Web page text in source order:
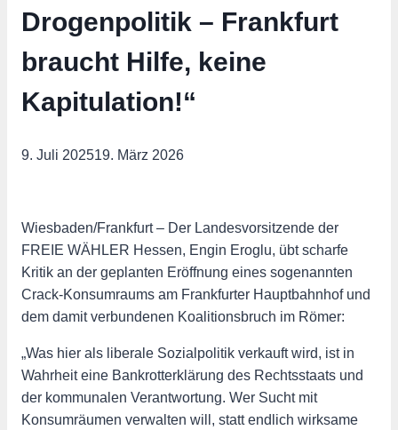
Drogenpolitik – Frankfurt
braucht Hilfe, keine
Kapitulation!“
9. Juli 202519. März 2026
Wiesbaden/Frankfurt – Der Landesvorsitzende der
FREIE WÄHLER Hessen, Engin Eroglu, übt scharfe
Kritik an der geplanten Eröffnung eines sogenannten
Crack-Konsumraums am Frankfurter Hauptbahnhof und
dem damit verbundenen Koalitionsbruch im Römer:
„Was hier als liberale Sozialpolitik verkauft wird, ist in
Wahrheit eine Bankrotterklärung des Rechtsstaats und
der kommunalen Verantwortung. Wer Sucht mit
Konsumräumen verwalten will, statt endlich wirksame